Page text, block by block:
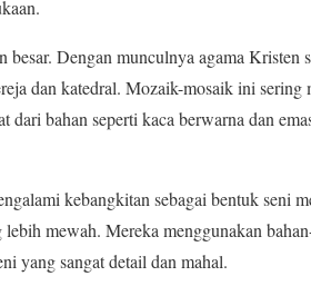
besar. Dengan munculnya agama Kristen
dan katedral. Mozaik-mosaik ini sering
dari bahan seperti kaca berwarna dan
kebangkitan sebagai bentuk seni
mewah. Mereka menggunakan
yang sangat detail dan mahal.